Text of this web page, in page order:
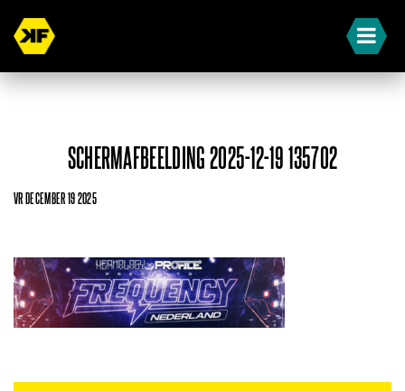
SCHERMAFBEELDING 2025-12-19 135702
VR DECEMBER 19 2025